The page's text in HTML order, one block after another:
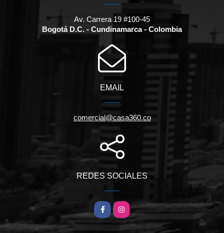
Av. Carrera 19 #100-45
Bogotá D.C. - Cundinamarca - Colombia
EMAIL
comercial@casa360.co
REDES SOCIALES
FacebookInstagram